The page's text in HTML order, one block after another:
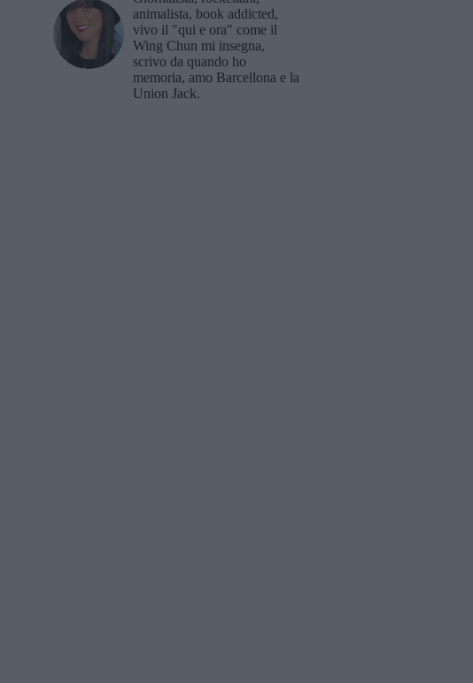
animalista, book addicted,
vivo il "qui e ora" come il
Wing Chun mi insegna,
scrivo da quando ho
memoria, amo Barcellona e la
Union Jack.